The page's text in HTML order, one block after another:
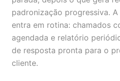
padronização progressiva.
entra em rotina: chamados
agendada e relatório
de resposta pronta para o
cliente.